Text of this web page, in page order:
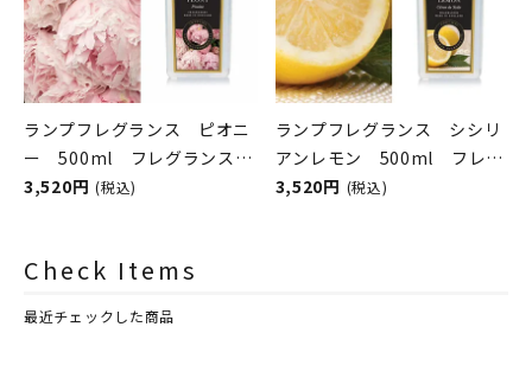
ランプフレグランス ピオニ
ー 500ml フレグランスラ
ンプ用オイル
3,520円 (税込)
ランプフレグランス シシリ
アンレモン 500ml フレグ
ランスランプ用オイル
3,520円 (税込)
Check Items
最近チェックした商品